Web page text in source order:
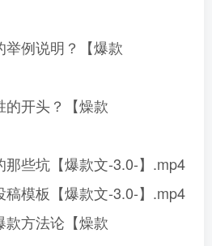
例说明？【爆款
的开头？【燥款
些坑【爆款文-3.0-】.mp4
模板【爆款文-3.0-】.mp4
款方法论【燥款